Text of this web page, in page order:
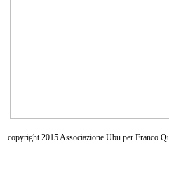
copyright 2015 Associazione Ubu per Franco